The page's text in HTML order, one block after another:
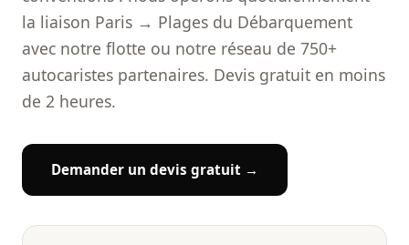
la liaison Paris → Plages du Débarquement
avec notre flotte ou notre réseau de 750+
autocaristes partenaires. Devis gratuit en moins
de 2 heures.
Demander un devis gratuit →